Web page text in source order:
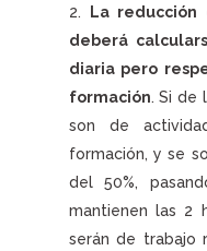
La
deberá
diaria pero
formación. Si de
son de
formación, y se
del 50%,
mantienen las 2
serán de trabajo